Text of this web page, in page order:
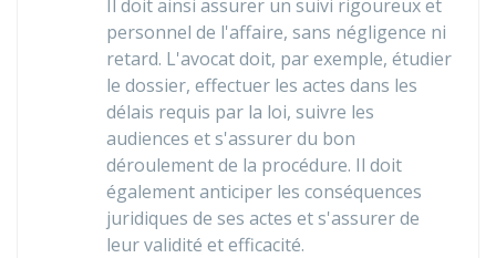
Il doit ainsi assurer un suivi rigoureux et
personnel de l'affaire, sans négligence ni
retard. L'avocat doit, par exemple, étudier
le dossier, effectuer les actes dans les
délais requis par la loi, suivre les
audiences et s'assurer du bon
déroulement de la procédure. Il doit
également anticiper les conséquences
juridiques de ses actes et s'assurer de
leur validité et efficacité.